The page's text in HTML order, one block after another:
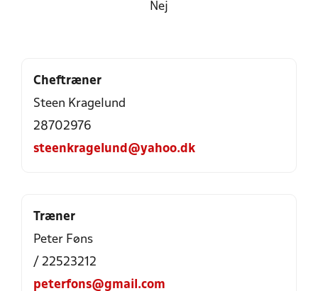
Nej
Cheftræner
Steen Kragelund
28702976
steenkragelund@yahoo.dk
Træner
Peter Føns
/ 22523212
peterfons@gmail.com